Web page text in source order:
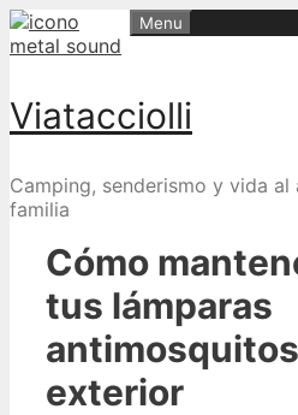
Skip
to
Viatacciolli
Camping, senderismo y vida al
familia
Menu
Cómo
tus lámparas
exterior